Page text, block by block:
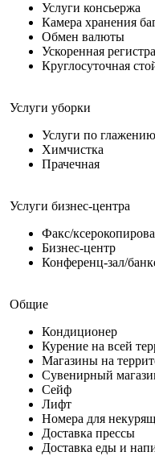
Услуги консьержа
Камера хранения
Обмен валюты
Ускоренная
Круглосуточная
Услуги уборки
Услуги по
Химчистка
Прачечная
Услуги бизнес-центра
Факс/
Бизнес-центр
Конференц-зал/
Общие
Кондиционер
Курение на всей
Магазины на
Сувенирный
Сейф
Лифт
Номера для
Доставка прессы
Доставка еды и